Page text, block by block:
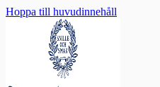
Hoppa till huvudinnehåll